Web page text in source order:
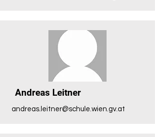
Andreas Leitner
andreas.leitner@schule.wien.gv.at